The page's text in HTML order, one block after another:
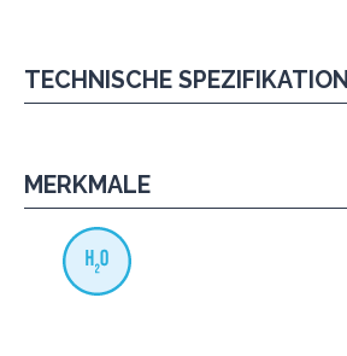
TECHNISCHE SPEZIFIKATION
MERKMALE